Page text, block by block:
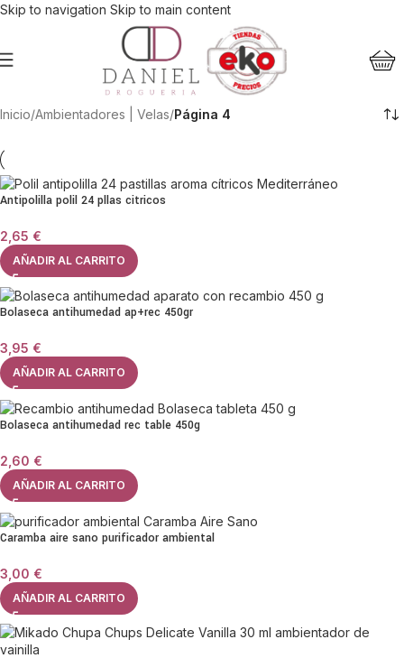
Skip to navigation Skip to main content
Inicio/Ambientadores | Velas/Página 4
Antipolilla polil 24 pllas citricos
2,65 €
AÑADIR AL CARRITO
Bolaseca antihumedad ap+rec 450gr
3,95 €
AÑADIR AL CARRITO
Bolaseca antihumedad rec table 450g
2,60 €
AÑADIR AL CARRITO
Caramba aire sano purificador ambiental
3,00 €
AÑADIR AL CARRITO